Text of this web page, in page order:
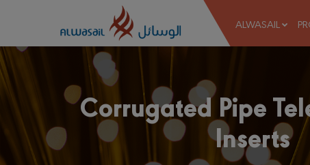
ALWASAIL
Corrugated Pipe
Inserts